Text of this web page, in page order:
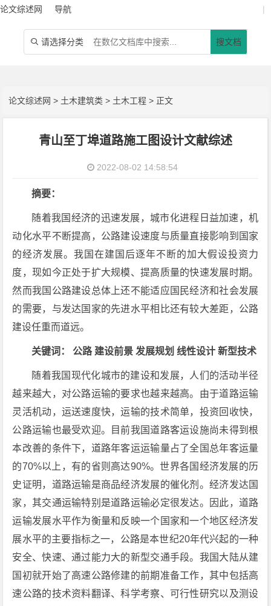
论文综述网 导航 |
 请选择分类 搜文档
论文综述网 > 土木建筑类 > 土木工程 > 正文
青山至丁埠道路施工图设计文献综述
2022-08-02 14:58:54
摘要：
随着我国经济的迅速发展，城市化进程日益加速，机
动化水平不断提高，公路建设速度与质量直接影响到国家
的经济发展。我国在建国后逐年不断的加大假设投资力
度，现如今正处于扩大规模、提高质量的快速发展时期。
然而我国公路建设总体上还不能适应国民经济和社会发展
的需要，与发达国家的先进水平相比还有较大差距，公路
建设任重而道远。
关键词： 公路 建设前景 发展规划 线性设计 新型技术
随着我国现代化城市的建设和发展，人们的活动半径
越来越大，对公路运输的要求也越来越高。由于道路运输
灵活机动，运送速度快，运输的技术简单，投资回收快，
公路运输也最受欢迎。目前我国道路客运设施尚未得到根
本改善的条件下，道路年客运运输量占了全国总年客运量
的70%以上，有的省则高达90%。世界各国经济发展的历
史证明，道路运输是商品经济发展的催化剂。经济发达国
家，其交通运输特别是道路运输必定很发达。因此，道路
运输发展水平作为衡量和反映一个国家和一个地区经济发
展水平的主要指标之一，公路是本世纪20年代兴起的一种
安全、快速、通过能力大的新型交通手段。我国大陆从建
国初就开始了高速公路修建的前期准备工作，其中包括高
速公路的技术资料翻译、科学考察、可行性研究以及测设